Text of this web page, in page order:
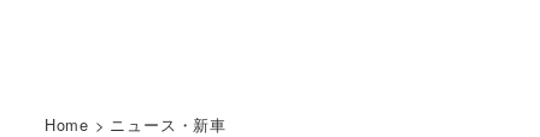
Home > ニュース・新車